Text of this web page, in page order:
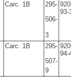
Carc. 1B
295-
506-
3
93-
Carc. 1B
295-
507-
9
94-